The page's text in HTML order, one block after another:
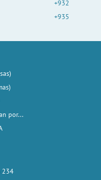
+932
+935
por...
234